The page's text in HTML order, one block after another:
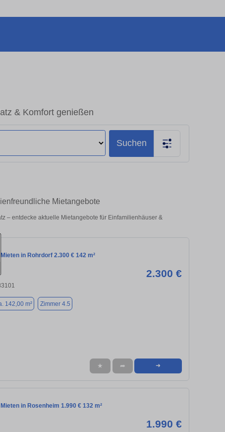
& Komfort genießen
Suchen
Mietangebote
– entdecke aktuelle Mietangebote für Einfamilienhäuser &
Mieten in Rohrdorf 2.300 € 142 m²
2.300 €
142,00 m² Zimmer 4.5
★ ➦ ➜
in Rosenheim 1.990 € 132 m²
1.990 €